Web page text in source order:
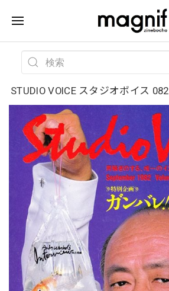
STUDIO VOICE スタジオボイス 082